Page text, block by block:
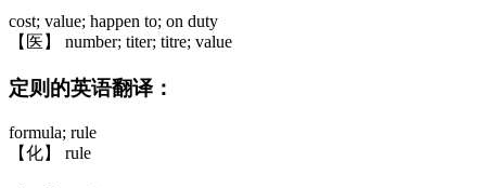
cost; value; happen to; on duty
【医】 number; titer; titre; value
定则的英语翻译：
formula; rule
【化】 rule